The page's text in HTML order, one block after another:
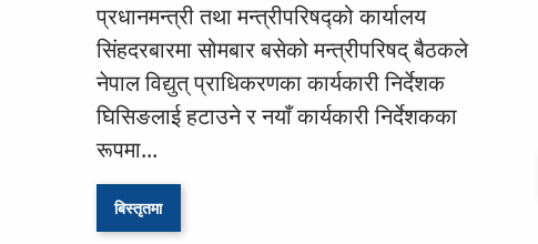
प्रधानमन्त्री तथा मन्त्रीपरिषद्को कार्यालय
सिंहदरबारमा सोमबार बसेको मन्त्रीपरिषद् बैठकले
नेपाल विद्युत् प्राधिकरणका कार्यकारी निर्देशक
घिसिङलाई हटाउने र नयाँ कार्यकारी निर्देशकका
रूपमा...
बिस्तृतमा